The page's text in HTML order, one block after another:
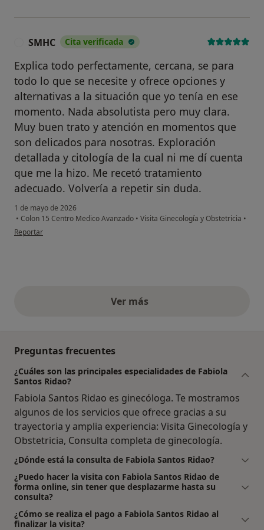
SMHC Cita verificada
Explica todo perfectamente, cercana, se para
todo lo que se necesite y ofrece opciones y
alternativas a la situación que yo tenía en ese
momento. Nada absolutista pero muy clara.
Muy buen trato y atención en momentos que
son delicados para nosotras. Exploración
detallada y citología de la cual ni me dí cuenta
que me la hizo. Me recetó tratamiento
adecuado. Volvería a repetir sin duda.
1 de mayo de 2026
• Colon 15 Centro Medico Avanzado • Visita Ginecología y Obstetricia •
en opinión del usuario SMHC
Reportar
Ver másopiniones anteriores
Preguntas frecuentes
¿Cuáles son las principales especialidades de Fabiola
Santos Ridao?
Fabiola Santos Ridao es ginecóloga. Te mostramos
algunos de los servicios que ofrece gracias a su
trayectoria y amplia experiencia: Visita Ginecología y
Obstetricia, Consulta completa de ginecología.
¿Dónde está la consulta de Fabiola Santos Ridao?
¿Puedo hacer la visita con Fabiola Santos Ridao de
forma online, sin tener que desplazarme hasta su
consulta?
¿Cómo se realiza el pago a Fabiola Santos Ridao al
finalizar la visita?